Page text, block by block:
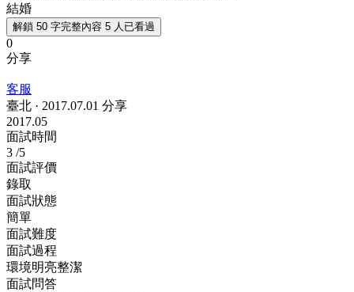
結婚
解鎖 50 字完整內容 5 人已看過
0
分享
客服
臺北 · 2017.07.01 分享
2017.05
面試時間
3 /5
面試評價
錄取
面試狀態
簡單
面試難度
面試過程
環境明亮整潔
面試問答